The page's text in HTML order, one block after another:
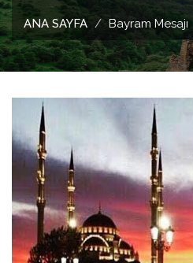
ANA SAYFA Bayram Mesajı